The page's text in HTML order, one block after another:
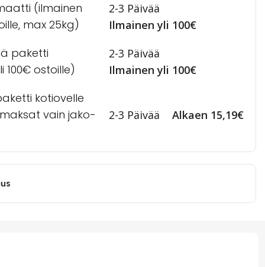
(ilmainen
max 25kg)
2-3 Päivää
Ilmainen yli 100€
paketti
100€ ostoille)
2-3 Päivää
Ilmainen yli 100€
kotiovelle
vain jako-
2-3 Päivää Alkaen 15,19€